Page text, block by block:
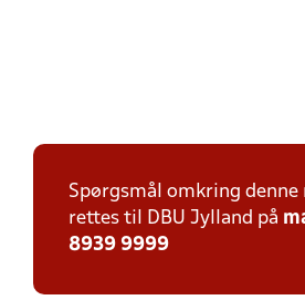
Spørgsmål omkring denne
rettes til DBU Jylland på
8939 9999